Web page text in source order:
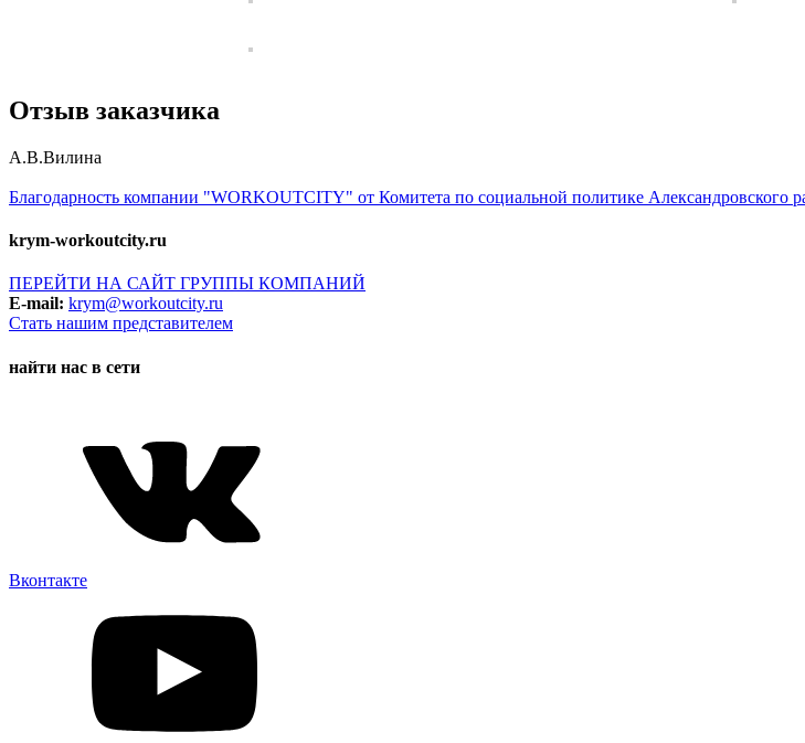
Отзыв заказчика
А.В.Вилина
Благодарность компании "WORKOUTCITY" от Комитета по социальной политике Александровского
krym-workoutcity.ru
ПЕРЕЙТИ НА САЙТ ГРУППЫ КОМПАНИЙ
E-mail: krym@workoutcity.ru
Стать нашим представителем
найти нас в сети
Вконтакте